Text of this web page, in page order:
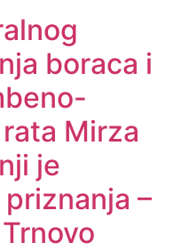
boraca i
Mirza
je
–